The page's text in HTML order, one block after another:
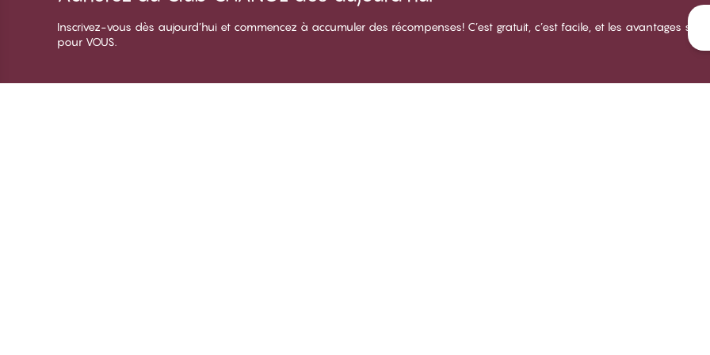
Inscrivez-vous dès aujourd’hui et commencez à accumuler des récompenses! C’est gratuit, c’est facile, et les avantages
pour VOUS.